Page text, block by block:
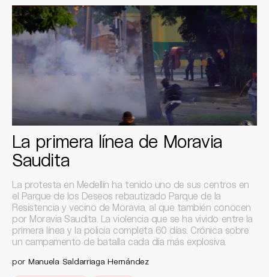
La primera línea de Moravia
Saudita
La protesta en Medellín ha tenido uno de sus centros en
el Parque de los Deseos rebautizado Parque de la
Resistencia y vecino de Moravia, al que también conocen
por Moravia Saudita. La violencia que se ha vivido entre la
primera línea y la policía completa 60 días. Crónica sobre
un campamento de batalla cada día más explosiva.
por Manuela Saldarriaga Hernández